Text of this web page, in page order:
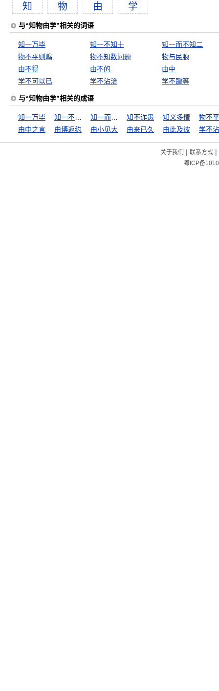
知 物 由 学
与“知物由学”相关的词语
知一万毕 知一不知十
知一而不知二
物不平则鸣
物不知数问题
物与民胞
由不得
由不的
由中
学不可以已
学不沾洽 学不躐等
与“知物由学”相关的成语
知一万毕 知不诈愚
知义多情
由中之言
由博返约 由小见大 由来已久 由此及彼 学不
关于我们 | 联系方式|
粤ICP备